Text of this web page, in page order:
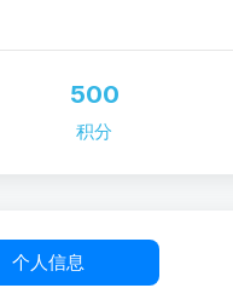
500
积分
个人信息